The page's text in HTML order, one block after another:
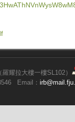
耀拉大樓一樓SL102）
Email：